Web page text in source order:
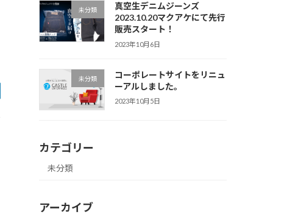
未分類
真空生デニムジーンズ
2023.10.20マクアケにて先行
販売スタート！
2023年10月6日
未分類
コーポレートサイトをリニュ
ーアルしました。
2023年10月5日
カテゴリー
未分類
アーカイブ